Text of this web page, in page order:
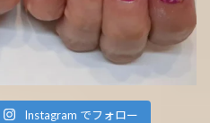
Instagram でフォロー